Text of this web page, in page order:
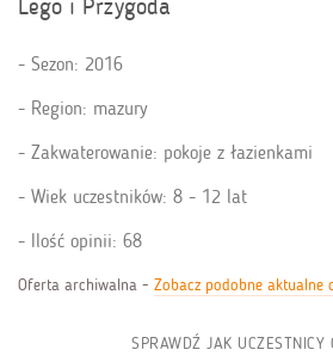
Sezon: 2016
Region: mazury
Zakwaterowanie: pokoje z łazienkami
Wiek uczestników: 8 - 12 lat
Ilość opinii: 68
Oferta archiwalna - Zobacz podobne aktualne
SPRAWDŹ JAK UCZESTNICY